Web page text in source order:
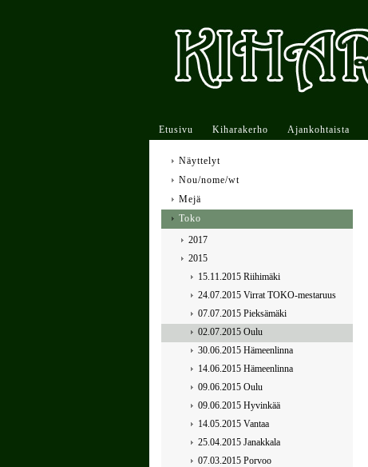
Etusivu Kiharakerho Ajankohtaista
Näyttelyt
Nou/nome/wt
Mejä
Toko
2017
2015
15.11.2015 Riihimäki
24.07.2015 Virrat TOKO-mestaruus
07.07.2015 Pieksämäki
02.07.2015 Oulu
30.06.2015 Hämeenlinna
14.06.2015 Hämeenlinna
09.06.2015 Oulu
09.06.2015 Hyvinkää
14.05.2015 Vantaa
25.04.2015 Janakkala
07.03.2015 Porvoo